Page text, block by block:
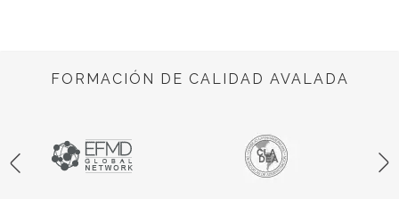
FORMACIÓN DE CALIDAD AVALADA